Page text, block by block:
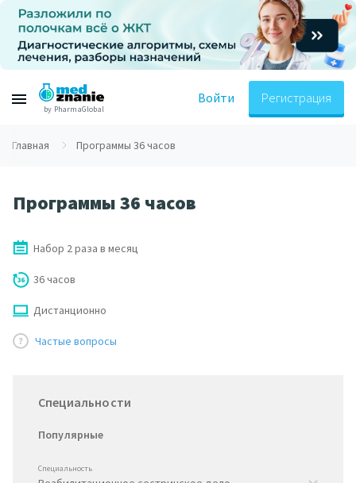
by PharmaGlobal
Войти Регистрация
Главная Программы 36 часов
Программы 36 часов
Набор 2 раза в месяц
36 часов
Дистанционно
Частые вопросы
Специальности
Популярные
Специальность